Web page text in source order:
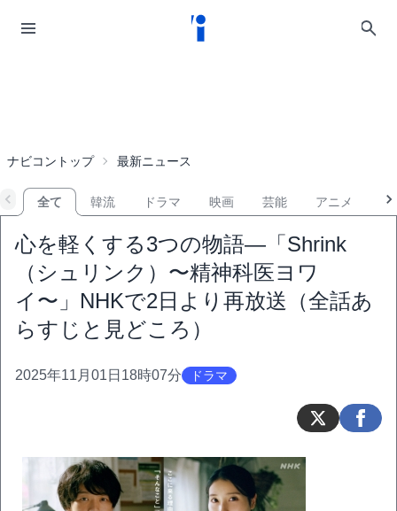
ナビコントップ 最新ニュース
全て 韓流 ドラマ 映画 芸能 アニメ
心を軽くする3つの物語―「Shrink
（シュリンク）〜精神科医ヨワ
イ〜」NHKで2日より再放送（全話あ
らすじと見どころ）
2025年11月01日18時07分 ドラマ